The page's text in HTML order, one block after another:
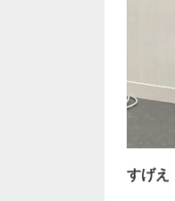
すげえ